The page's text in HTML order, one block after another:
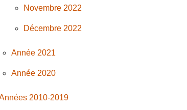
Novembre 2022
Décembre 2022
Année 2021
Année 2020
2010-2019